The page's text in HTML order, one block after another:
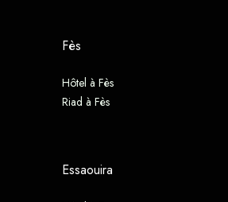
Fès
Hôtel à Fès
Riad à Fès
Essaouira